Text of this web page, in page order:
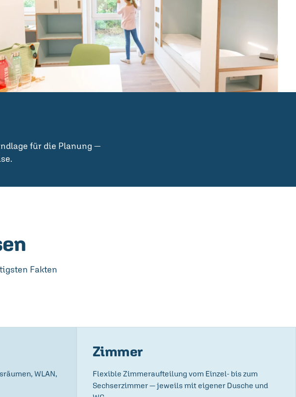
für die Planung —
Fakten
WLAN,
Zimmer
Flexible Zimmeraufteilung vom Einzel- bis zum
Sechserzimmer — jeweils mit eigener Dusche und